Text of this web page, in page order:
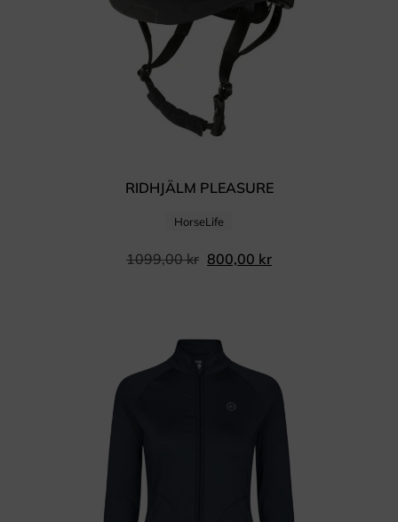
RIDHJÄLM PLEASURE
HorseLife
1099,00kr 800,00 kr